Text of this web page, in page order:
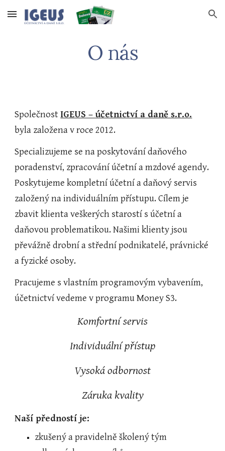
Skip to main content Skip to navigation
O nás
Společnost IGEUS – účetnictví a daně s.r.o.
byla založena v roce 2012.
Specializujeme se na poskytování daňového
poradenství, zpracování účetní a mzdové agendy.
Poskytujeme kompletní účetní a daňový servis
založený na individuálním přístupu. Cílem je
zbavit klienta veškerých starostí s účetní a
daňovou problematikou. Našimi klienty jsou
převážně drobní a střední podnikatelé, právnické
a fyzické osoby.
Pracujeme s vlastním programovým vybavením,
účetnictví vedeme v programu Money S3.
Komfortní servis
Individuální přístup
Vysoká odbornost
Záruka kvality
Naší předností je:
zkušený a pravidelně školený tým